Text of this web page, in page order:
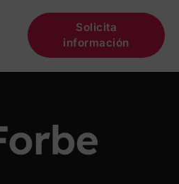
Solicita
información